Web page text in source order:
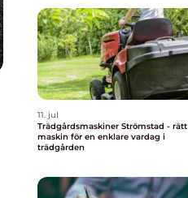
11. jul
Trädgårdsmaskiner Strömstad - rätt
maskin för en enklare vardag i
trädgården